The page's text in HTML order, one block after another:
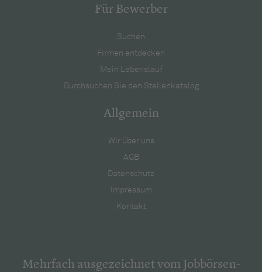
Für Bewerber
Suchen
Firmen entdecken
Mein Lebenslauf
Durchsuchen Sie den Stellenkatalog
Allgemein
Wir über uns
AGB
Datenschutz
Impressum
Kontakt
Mehrfach ausgezeichnet vom Jobbörsen-